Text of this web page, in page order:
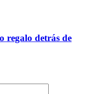
regalo detrás de